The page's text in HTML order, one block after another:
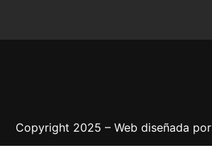
Copyright 2025 – Web diseñada por